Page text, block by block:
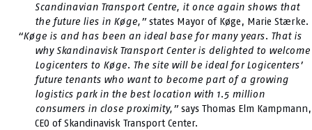
Scandinavian Transport Centre, it once again shows that
the future lies in Køge,”states Mayor of Køge, Marie Stærke.
“Køge is and has been an ideal base for many years. That is
why Skandinavisk Transport Center is delighted to welcome
Logicenters to Køge. The site will be ideal for Logicenters’
future tenants who want to become part of a growing
logistics park in the best location with 1.5 million
consumers in close proximity,”says Thomas Elm Kampmann,
CEO of Skandinavisk Transport Center.